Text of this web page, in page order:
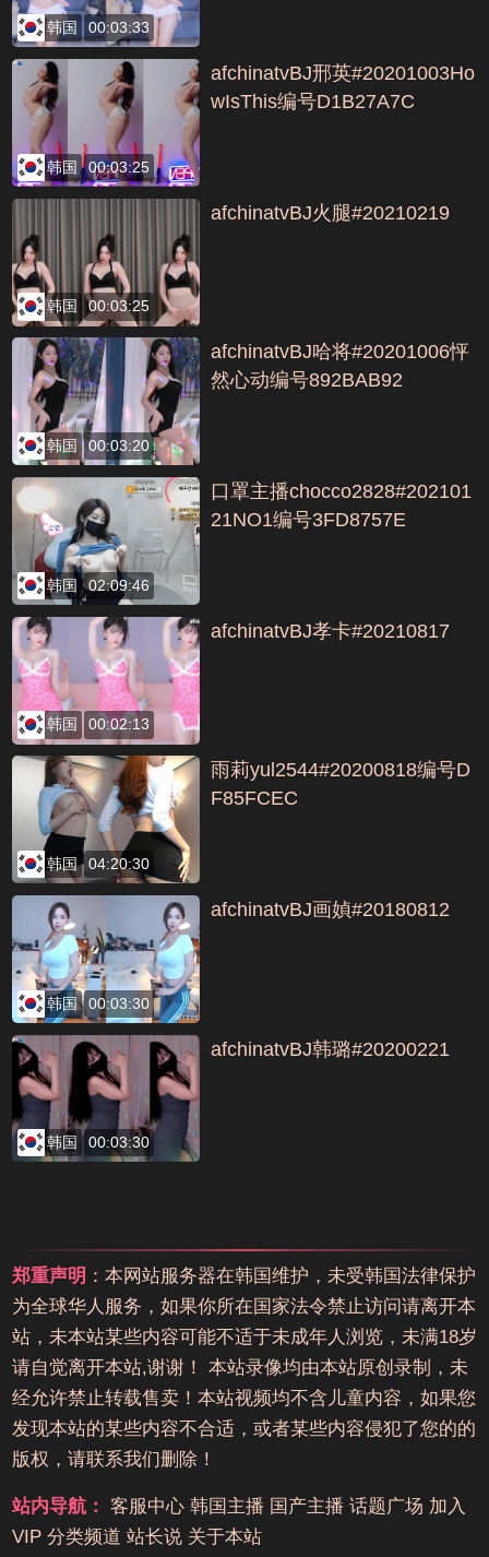
韩国 00:03:33
韩国 00:03:25
afchinatvBJ邢英#20201003Ho
wIsThis编号D1B27A7C
韩国 00:03:25
afchinatvBJ火腿#20210219
韩国 00:03:20
afchinatvBJ哈将#20201006怦
然心动编号892BAB92
韩国 02:09:46
口罩主播chocco2828#202101
21NO1编号3FD8757E
韩国 00:02:13
afchinatvBJ孝卡#20210817
韩国 04:20:30
雨莉yul2544#20200818编号D
F85FCEC
韩国 00:03:30
afchinatvBJ画媜#20180812
韩国 00:03:30
afchinatvBJ韩璐#20200221
郑重声明 ：本网站服务器在韩国维护，未受韩国法律保护
为全球华人服务，如果你所在国家法令禁止访问请离开本
站，未本站某些内容可能不适于未成年人浏览，未满18岁
请自觉离开本站,谢谢！ 本站录像均由本站原创录制，未
经允许禁止转载售卖！本站视频均不含儿童内容，如果您
发现本站的某些内容不合适，或者某些内容侵犯了您的的
版权，请联系我们删除！
站内导航： 客服中心 韩国主播 国产主播 话题广场 加入
VIP 分类频道 站长说 关于本站